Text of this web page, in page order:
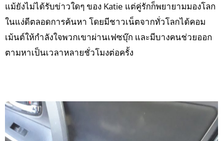
แม้ยังไม่ได้รับข่าวใดๆ ของ Katie แต่คู่รักก็พยายามมองโลก
ในแง่ดีตลอดการค้นหา โดยมีชาวเน็ตจากทั่วโลกได้คอม
เม้นต์ให้กำลังใจพวกเขาผ่านเฟซบุ๊ก และมีบางคนช่วยออก
ตามหาเป็นเวลาหลายชั่วโมงต่อครั้ง